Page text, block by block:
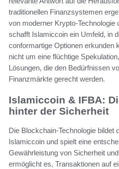
traditionellen Finanzsystemen
von moderner Krypto-Technologie
schafft Islamiccoin ein Umfeld, in
conformartige Optionen erkunden
nicht um eine flüchtige
Lösungen, die den Bedürfnissen
Finanzmärkte gerecht werden.
Islamiccoin & IFBA:
hinter der Sicherheit
Die Blockchain-Technologie bildet
Islamiccoin und spielt eine
Gewährleistung von Sicherheit
ermöglicht es, Transaktionen auf